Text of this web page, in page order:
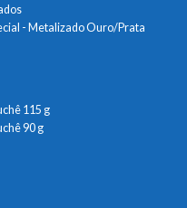
- Metalizado Ouro/Prata
115 g
90 g